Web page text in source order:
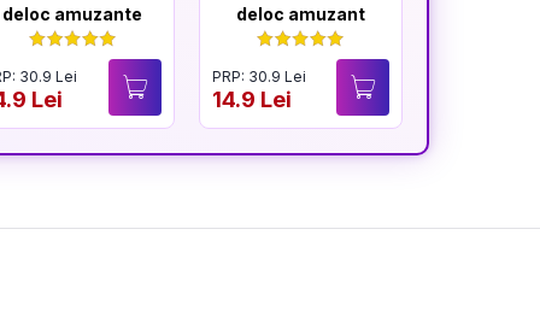
deloc amuzante
30.9 Lei
Lei
deloc amuzant
PRP: 30.9 Lei
14.9 Lei